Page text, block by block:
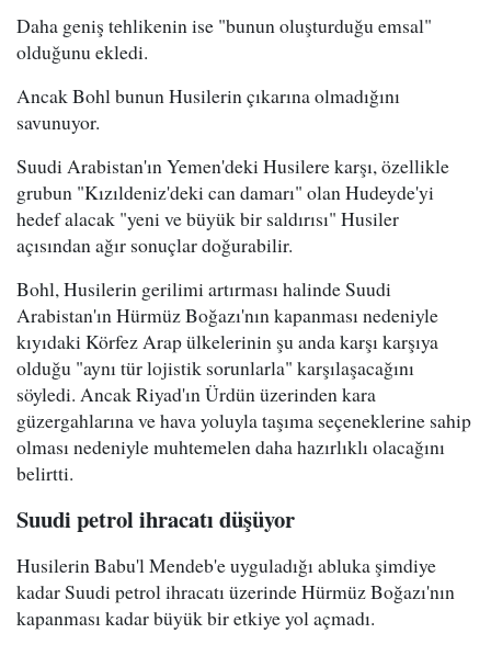
Daha geniş tehlikenin ise "bunun oluşturduğu emsal"
olduğunu ekledi.
Ancak Bohl bunun Husilerin çıkarına olmadığını
savunuyor.
Suudi Arabistan'ın Yemen'deki Husilere karşı, özellikle
grubun "Kızıldeniz'deki can damarı" olan Hudeyde'yi
hedef alacak "yeni ve büyük bir saldırısı" Husiler
açısından ağır sonuçlar doğurabilir.
Bohl, Husilerin gerilimi artırması halinde Suudi
Arabistan'ın Hürmüz Boğazı'nın kapanması nedeniyle
kıyıdaki Körfez Arap ülkelerinin şu anda karşı karşıya
olduğu "aynı tür lojistik sorunlarla" karşılaşacağını
söyledi. Ancak Riyad'ın Ürdün üzerinden kara
güzergahlarına ve hava yoluyla taşıma seçeneklerine sahip
olması nedeniyle muhtemelen daha hazırlıklı olacağını
belirtti.
Suudi petrol ihracatı düşüyor
Husilerin Babu'l Mendeb'e uyguladığı abluka şimdiye
kadar Suudi petrol ihracatı üzerinde Hürmüz Boğazı'nın
kapanması kadar büyük bir etkiye yol açmadı.